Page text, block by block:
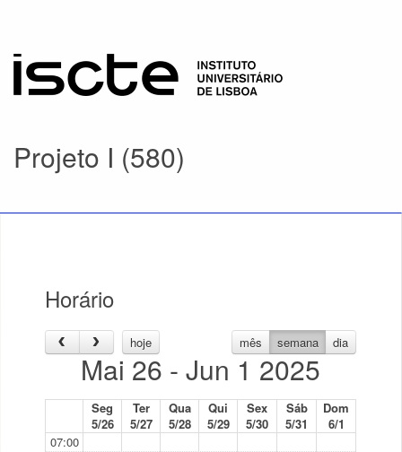
Projeto I (580)
Horário
hoje mês semana dia
Mai 26 - Jun 1 2025
Seg
5/26
Ter
5/27
Qua
5/28
Qui
5/29
Sex
5/30
Sáb
5/31
Dom
6/1
07:00